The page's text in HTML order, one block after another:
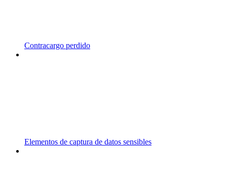
Contracargo perdido
Elementos de captura de datos sensibles